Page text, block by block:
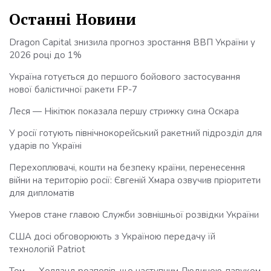
Останні Новини
Dragon Capital знизила прогноз зростання ВВП України у
2026 році до 1%
Україна готується до першого бойового застосування
нової балістичної ракети FP-7
Леся — Нікітюк показала першу стрижку сина Оскара
У росії готують північнокорейський ракетний підрозділ для
ударів по Україні
Перехоплювачі, кошти на безпеку країни, перенесення
війни на територію росії: Євгеній Хмара озвучив пріоритети
для дипломатів
Умеров стане главою Служби зовнішньої розвідки України
США досі обговорюють з Україною передачу їй
технологій Patriot